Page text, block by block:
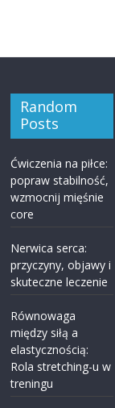
Random
Posts
Ćwiczenia na piłce:
popraw stabilność,
wzmocnij mięśnie
core
Nerwica serca:
przyczyny, objawy i
skuteczne leczenie
Równowaga
między siłą a
elastycznością:
Rola stretching-u w
treningu